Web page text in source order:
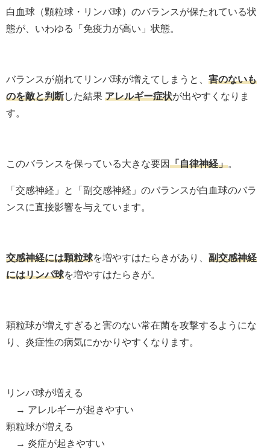
白血球（顆粒球・リンパ球）のバランスが保たれている状
態が、いわゆる「免疫力が高い」状態。
バランスが崩れてリンパ球が増えてしまうと、 害のないも
のを敵と判断した結果 アレルギー症状が出やすくなりま
す。
このバランスを保っている大きな要因「自律神経」
「交感神経」と「副交感神経」のバランスが白血球のバラ
ンスに直接影響を与えています。
交感神経には顆粒球を増やすはたらきがあり、 副交感神経
にはリンパ球を増やすはたらきが。
顆粒球が増えすぎると害のない常在菌を攻撃するようにな
り、炎症性の病気にかかりやすくなります。
リンパ球が増える
→ アレルギーが起きやすい
顆粒球が増える
→ 炎症が起きやすい